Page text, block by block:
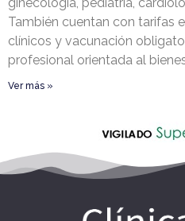
También cuentan con tarifas
clínicos y vacunación
profesional orientada al
Ver más »